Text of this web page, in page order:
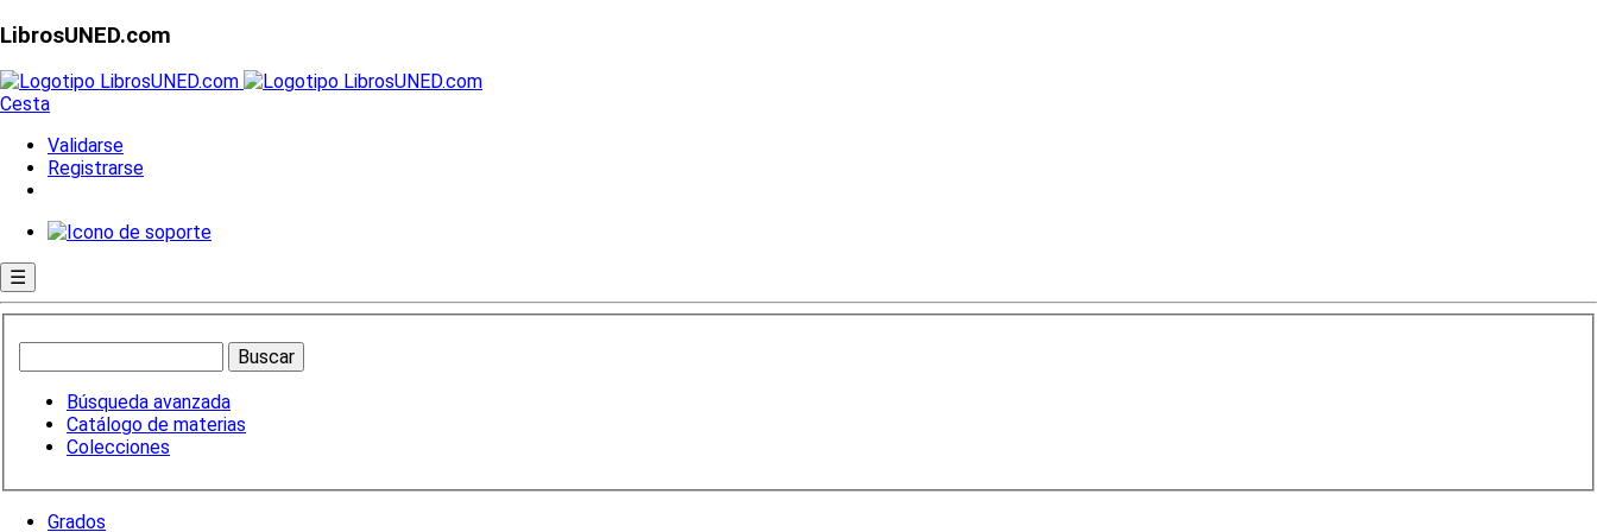
LibrosUNED.com
Cesta
Validarse
Registrarse
☰
Búsqueda avanzada
Catálogo de materias
Colecciones
Grados